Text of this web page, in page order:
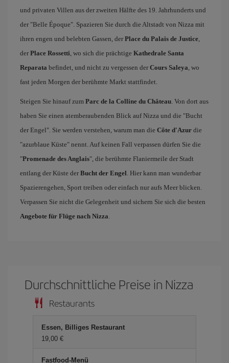
und privaten Villen aus der zweiten Hälfte des 19. Jahrhunderts und
der "Belle Époque". Spazieren Sie durch die Altstadt von Nizza mit
ihren engen und belebten Gassen, der Place du Palais de Justice,
der Place Rossetti, wo sich die prächtige Kathedrale Santa
Reparata befindet, und nicht zu vergessen der Cours Saleya, wo
fast jeden Morgen der berühmte Markt stattfindet.
Steigen Sie hinauf zum Parc de la Colline du Château. Von dort aus
haben Sie einen atemberaubenden Blick auf Nizza und die "Bucht
der Engel". Sie werden verstehen, warum man die Côte d'Azur die
"azurblaue Küste" nennt. Auf keinen Fall verpassen dürfen Sie die
"Promenade des Anglais", die berühmte Flaniermeile der Stadt
entlang der Küste der Bucht der Engel. Hier kann man wunderbar
Spazierengehen, Sport treiben oder einfach nur aufs Meer blicken.
Verpassen Sie nicht die Gelegenheit und sichern Sie sich die besten
Angebote für Flüge nach Nizza.
Durchschnittliche Preise in Nizza
Restaurants
Essen, Billiges Restaurant
19,00 €
Fastfood-Menü